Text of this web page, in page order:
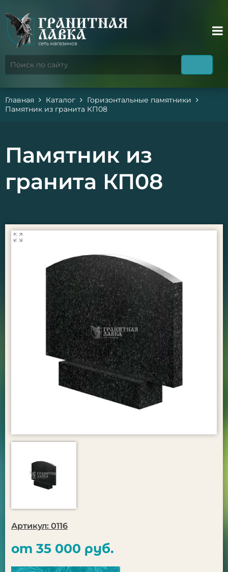
Главная Каталог
Горизонтальные памятники
Памятник из гранита КП08
Памятник из
гранита КП08
Артикул: 0116
от 35 000 руб.